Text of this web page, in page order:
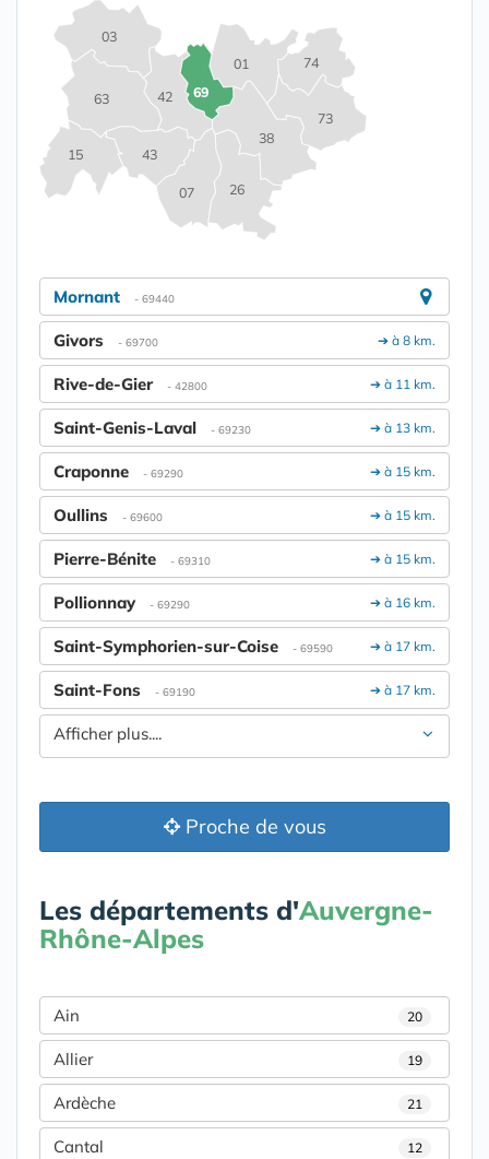
01
03
07
15
26
38
42
43
63
69
73
74
Mornant - 69440
➔ à 8 km.
Givors - 69700
➔ à 11 km.
Rive-de-Gier - 42800
➔ à 13 km.
Saint-Genis-Laval - 69230
➔ à 15 km.
Craponne - 69290
➔ à 15 km.
Oullins - 69600
➔ à 15 km.
Pierre-Bénite - 69310
➔ à 16 km.
Pollionnay - 69290
➔ à 17 km.
Saint-Symphorien-sur-Coise - 69590
➔ à 17 km.
Saint-Fons - 69190
Afficher plus....
Proche de vous
Les départements d'Auvergne-
Rhône-Alpes
Ain 20
Allier 19
Ardèche 21
Cantal 12